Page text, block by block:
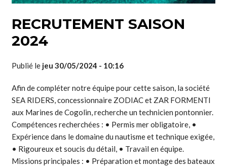
RECRUTEMENT SAISON
2024
Publié le jeu 30/05/2024 - 10:16
Afin de compléter notre équipe pour cette saison, la société
SEA RIDERS, concessionnaire ZODIAC et ZAR FORMENTI
aux Marines de Cogolin, recherche un technicien pontonnier.
Compétences recherchées : • Permis mer obligatoire, •
Expérience dans le domaine du nautisme et technique exigée,
• Rigoureux et soucis du détail, • Travail en équipe.
Missions principales : • Préparation et montage des bateaux